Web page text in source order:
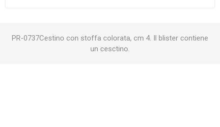
PR-0737Cestino con stoffa colorata, cm 4. Il blister contiene
un cesctino.